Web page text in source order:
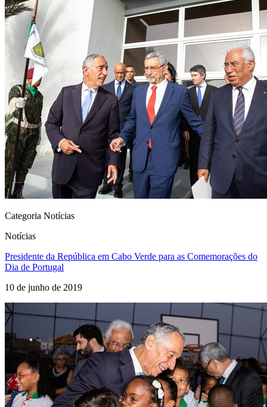
Categoria Notícias
Notícias
Presidente da República em Cabo Verde para as Comemorações do
Dia de Portugal
10 de junho de 2019